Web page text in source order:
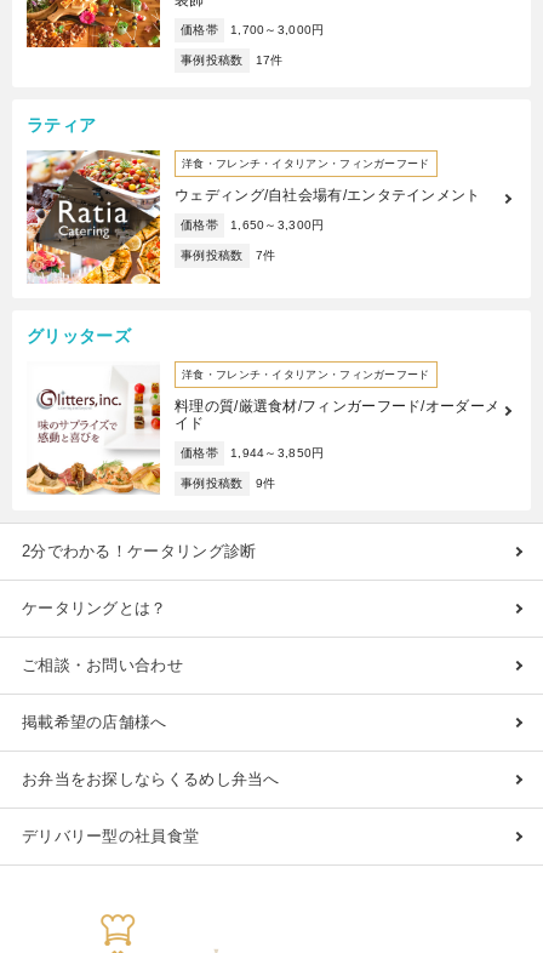
価格帯 1,700～3,000円
事例投稿数 17件
ラティア
洋食・フレンチ・イタリアン・フィンガーフード
ウェディング/自社会場有/エンタテインメント
価格帯 1,650～3,300円
事例投稿数 7件
グリッターズ
洋食・フレンチ・イタリアン・フィンガーフード
料理の質/厳選食材/フィンガーフード/オーダーメ
イド
価格帯 1,944～3,850円
事例投稿数 9件
2分でわかる！ケータリング診断
ケータリングとは？
ご相談・お問い合わせ
掲載希望の店舗様へ
お弁当をお探しならくるめし弁当へ
デリバリー型の社員食堂